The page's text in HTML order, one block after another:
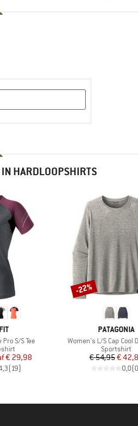
HARDLOOPSHIRTS
S/S Tee
prijs
€ 29,98
(19)
MERK
PATAGONIA
Artikel
Women's L/S Cap Cool
Productgroep
Sportshirt
Prijs
€ 54,95€
0,0(0
Korting
-22%